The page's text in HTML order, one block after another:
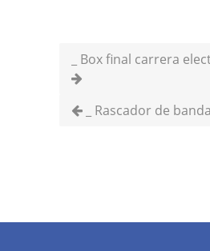
_ Box final carrera
_ Rascador de